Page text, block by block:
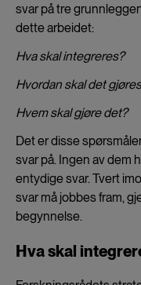
svar på tre
dette arbeidet:
Hva skal integreres?
Hvordan skal det
Hvem skal gjøre det?
Det er disse
svar på. Ingen av dem
entydige svar. Tvert
svar må jobbes fram,
begynnelse.
Hva skal